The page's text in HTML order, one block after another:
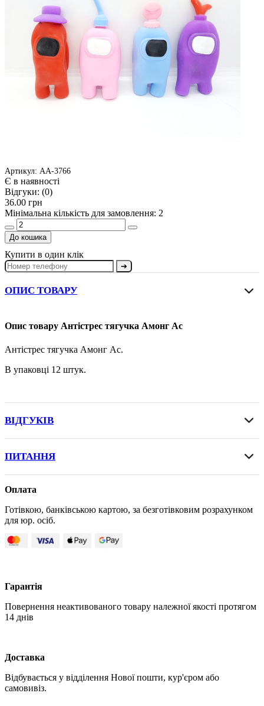
Артикул: АА-3766
Є в наявності
Відгуки: (0)
36.00 грн
Мінімальна кількість для замовлення: 2
До кошика
Купити в один клік
➔
ОПИС ТОВАРУ
Опис товару Антістрес тягучка Амонг Ас
Антістрес тягучка Амонг Ас.
В упаковці 12 штук.
ВІДГУКІВ
ПИТАННЯ
Оплата
Готівкою, банківською картою, за безготівковим розрахунком
для юр. осіб.
Гарантія
Повернення неактивованого товару належної якості протягом
14 днів
Доставка
Відбувається у відділення Нової пошти, кур'єром або
самовивіз.